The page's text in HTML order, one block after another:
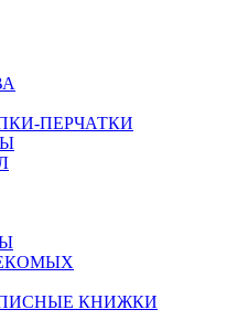
ПЕРЧАТКИ
КНИЖКИ